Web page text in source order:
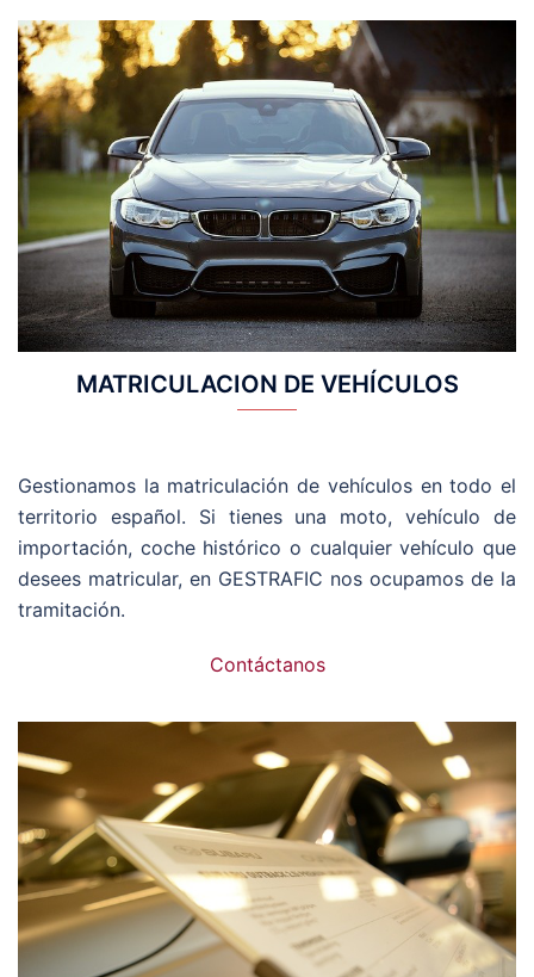
MATRICULACION DE VEHÍCULOS
Gestionamos la matriculación de vehículos en todo el
territorio español. Si tienes una moto, vehículo de
importación, coche histórico o cualquier vehículo que
desees matricular, en GESTRAFIC nos ocupamos de la
tramitación.
Contáctanos